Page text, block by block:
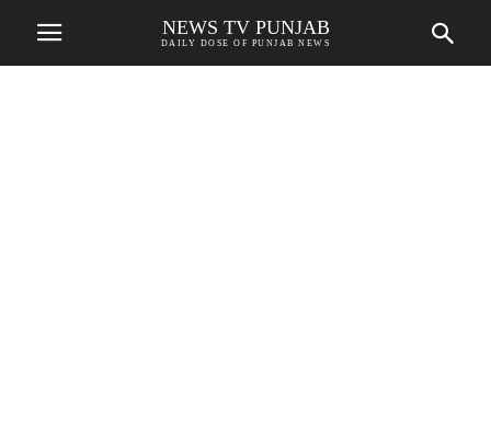
NEWS TV PUNJAB
DAILY DOSE OF PUNJAB NEWS